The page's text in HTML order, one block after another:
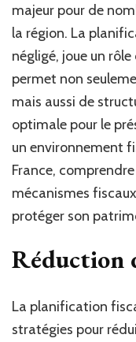
dans
la
protection
patrimoine
à
?
majeur pour de
la région. La
négligé, joue un
permet non
mais aussi de
optimale pour le
un environnement
France,
mécanismes
protéger son
Réduction
La planification
stratégies pour